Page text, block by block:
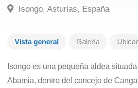
Isongo, Asturias, España
Vista general Galería
Isongo es una pequeña aldea
Abamia, dentro del concejo de